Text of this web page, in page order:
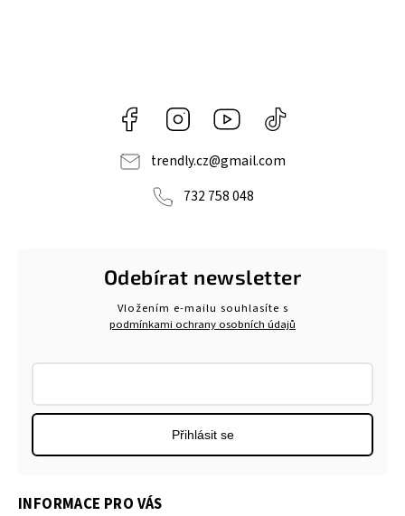
Facebook Instagram https://www.youtube.com/
navlnetrendu5284
trendly.cz@gmail.com
732 758 048
INFORMACE PRO VÁS
Odebírat newsletter
Vložením e-mailu souhlasíte s
podmínkami ochrany osobních údajů
Přihlásit se